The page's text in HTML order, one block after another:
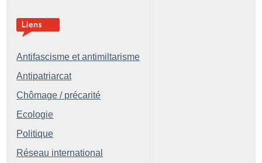
Antifascisme et antimiltarisme
Antipatriarcat
Chômage / précarité
Ecologie
Politique
Réseau international